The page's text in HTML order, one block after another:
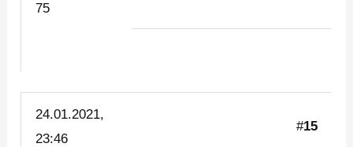
75
24.01.2021,
23:46
#15